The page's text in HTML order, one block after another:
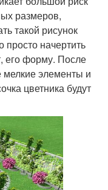
размеров,
такой рисунок
просто начертить
его форму. После
мелкие элементы и
цветника будут